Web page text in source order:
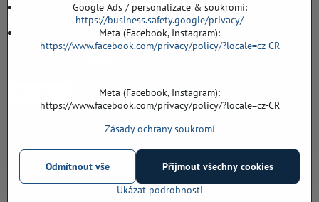
©2026CopyrightPředvolby soukromíZásady ochrany soukromí
Vytvořeno systémem:ByznysWeb.cz
Google Ads / personalizace & soukromí:
https://business.safety.google/privacy/
Meta (Facebook, Instagram):
https://www.facebook.com/privacy/policy/?locale=cz-CR
Meta (Facebook, Instagram):
https://www.facebook.com/privacy/policy/?locale=cz-CR
Zásady ochrany soukromí
Ukázat podrobnosti
Přijmout všechny cookies
Odmítnout vše